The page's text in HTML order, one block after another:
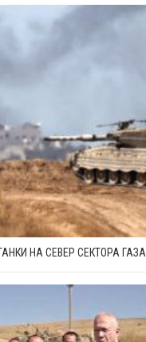
НА СЕВЕР СЕКТОРА ГАЗА